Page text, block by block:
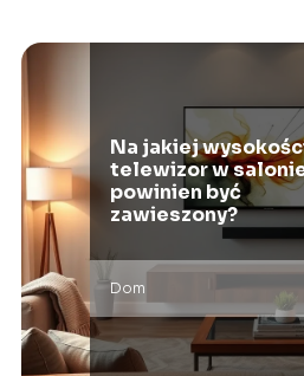
Na jakiej
telewizor w
powinien być
zawieszony?
Dom